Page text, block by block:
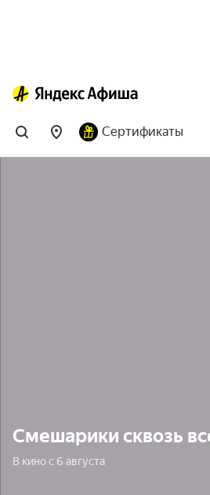
Сертификаты
Смешарики сквозь
В кино с 6 августа